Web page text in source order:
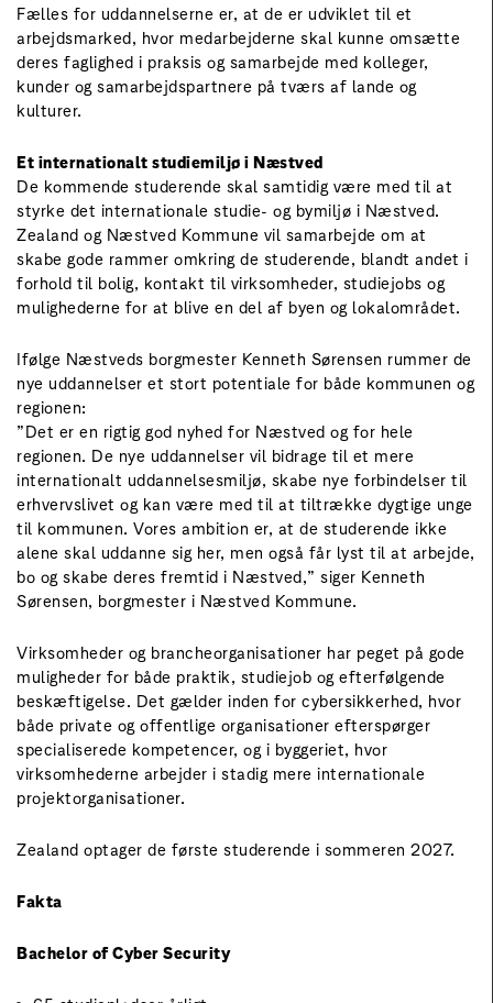
Fælles for uddannelserne er, at de er udviklet til et
arbejdsmarked, hvor medarbejderne skal kunne omsætte
deres faglighed i praksis og samarbejde med kolleger,
kunder og samarbejdspartnere på tværs af lande og
kulturer.
Et internationalt studiemiljø i Næstved
De kommende studerende skal samtidig være med til at
styrke det internationale studie- og bymiljø i Næstved.
Zealand og Næstved Kommune vil samarbejde om at
skabe gode rammer omkring de studerende, blandt andet i
forhold til bolig, kontakt til virksomheder, studiejobs og
mulighederne for at blive en del af byen og lokalområdet.
Ifølge Næstveds borgmester Kenneth Sørensen rummer de
nye uddannelser et stort potentiale for både kommunen og
regionen:
”Det er en rigtig god nyhed for Næstved og for hele
regionen. De nye uddannelser vil bidrage til et mere
internationalt uddannelsesmiljø, skabe nye forbindelser til
erhvervslivet og kan være med til at tiltrække dygtige unge
til kommunen. Vores ambition er, at de studerende ikke
alene skal uddanne sig her, men også får lyst til at arbejde,
bo og skabe deres fremtid i Næstved,” siger Kenneth
Sørensen, borgmester i Næstved Kommune.
Virksomheder og brancheorganisationer har peget på gode
muligheder for både praktik, studiejob og efterfølgende
beskæftigelse. Det gælder inden for cybersikkerhed, hvor
både private og offentlige organisationer efterspørger
specialiserede kompetencer, og i byggeriet, hvor
virksomhederne arbejder i stadig mere internationale
projektorganisationer.
Zealand optager de første studerende i sommeren 2027.
Fakta
Bachelor of Cyber Security